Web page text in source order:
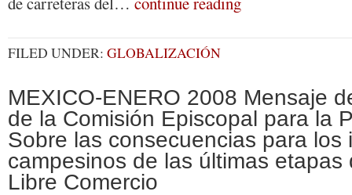
FILED UNDER: GLOBALIZACIÓN
MEXICO-ENERO 2008 Mensaje
de la Comisión Episcopal para la
Sobre las consecuencias para los
campesinos de las últimas etapas
Libre Comercio